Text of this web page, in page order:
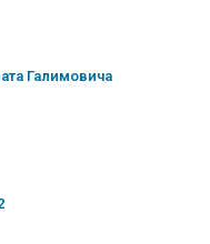
Галимовича